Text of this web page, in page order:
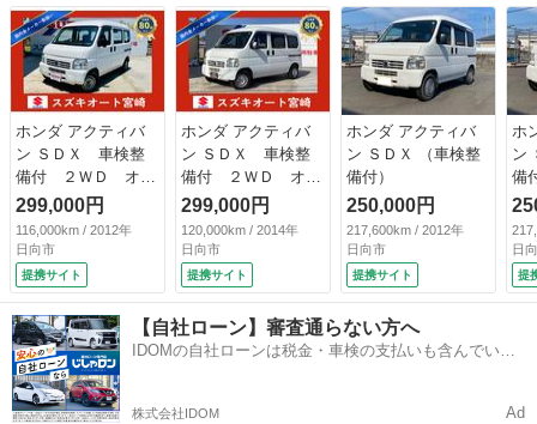
ホンダ アクティバ
ン ＳＤＸ 車検整
備付 ２ＷＤ オー
トマ車 エアコン
パワステ エアバッ
ク 安全ボディ 盗
難防止システム ダ
ブルエアバック 衝
突安全ボディ キー
レスリモコン （車
検整備付）
299,000円
116,000km / 2012年
日向市
提携サイト
ホンダ アクティバ
ン ＳＤＸ 車検整
備付 ２ＷＤ オー
トマ車 パワステ
エアコン 両側スラ
イドドア ＣＤオー
ディオ／ラジオ 運
転席エアバック 助
手席エアバック パ
ワーステアリング
（車検整備付）
299,000円
120,000km / 2014年
日向市
提携サイト
ホンダ アクティバ
ン ＳＤＸ （車検整
備付）
250,000円
217,600km / 2012年
日向市
提携サイト
ホ
ン
備
日
提
【自社ローン】審査通らない方へ
IDOMの自社ローンは税金・車検の支払いも含んでいる
株式会社IDOM Ad